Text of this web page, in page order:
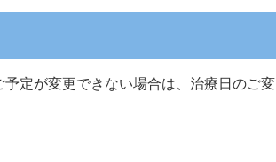
定が変更できない場合は、治療日のご変